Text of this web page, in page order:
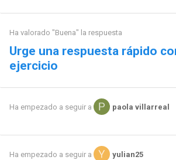
Ha valorado "Buena" la respuesta
Urge una respuesta rápido
ejercicio
Ha empezado a seguir a paola villarreal
Ha empezado a seguir a yulian25